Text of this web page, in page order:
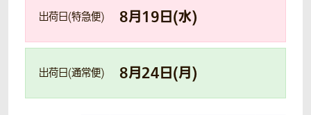
出荷日(特急便) 8月19日(水)
出荷日(通常便) 8月24日(月)